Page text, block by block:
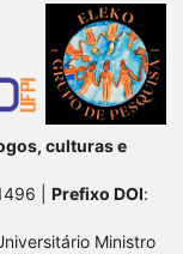
culturas e
| Prefixo DOI:
Ministro